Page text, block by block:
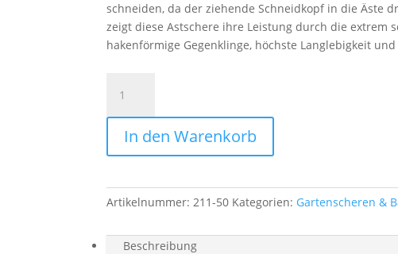
schneiden, da der ziehende Schneidkopf in die Äste
zeigt diese Astschere ihre Leistung durch die extrem
hakenförmige Gegenklinge, höchste Langlebigkeit
Felco
Alu,
50cm
ziehender
Menge
In den Warenkorb
Artikelnummer:211-50 Kategorien: Gartenscheren &
Beschreibung